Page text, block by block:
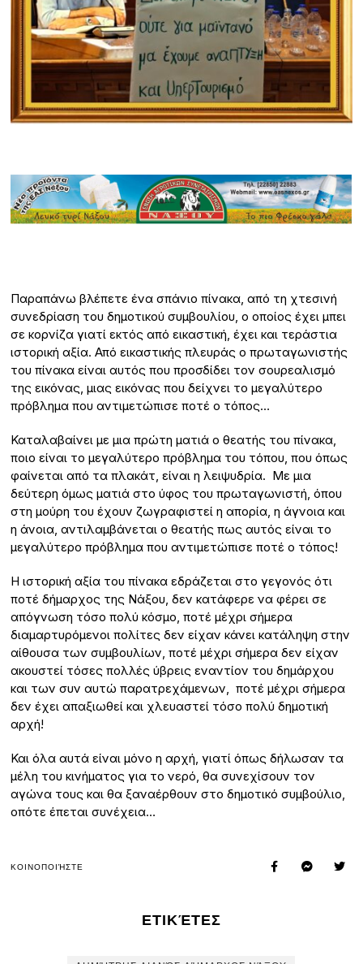
Παραπάνω βλέπετε ένα σπάνιο πίνακα, από τη χτεσινή
συνεδρίαση του δημοτικού συμβουλίου, ο οποίος έχει μπει
σε κορνίζα γιατί εκτός από εικαστική, έχει και τεράστια
ιστορική αξία. Από εικαστικής πλευράς ο πρωταγωνιστής
του πίνακα είναι αυτός που προσδίδει τον σουρεαλισμό
της εικόνας, μιας εικόνας που δείχνει το μεγαλύτερο
πρόβλημα που αντιμετώπισε ποτέ ο τόπος…
Καταλαβαίνει με μια πρώτη ματιά ο θεατής του πίνακα,
ποιο είναι το μεγαλύτερο πρόβλημα του τόπου, που όπως
φαίνεται από τα πλακάτ, είναι η λειψυδρία. Με μια
δεύτερη όμως ματιά στο ύφος του πρωταγωνιστή, όπου
στη μούρη του έχουν ζωγραφιστεί η απορία, η άγνοια και
η άνοια, αντιλαμβάνεται ο θεατής πως αυτός είναι το
μεγαλύτερο πρόβλημα που αντιμετώπισε ποτέ ο τόπος!
Η ιστορική αξία του πίνακα εδράζεται στο γεγονός ότι
ποτέ δήμαρχος της Νάξου, δεν κατάφερε να φέρει σε
απόγνωση τόσο πολύ κόσμο, ποτέ μέχρι σήμερα
διαμαρτυρόμενοι πολίτες δεν είχαν κάνει κατάληψη στην
αίθουσα των συμβουλίων, ποτέ μέχρι σήμερα δεν είχαν
ακουστεί τόσες πολλές ύβρεις εναντίον του δημάρχου
και των συν αυτώ παρατρεχάμενων, ποτέ μέχρι σήμερα
δεν έχει απαξιωθεί και χλευαστεί τόσο πολύ δημοτική
αρχή!
Και όλα αυτά είναι μόνο η αρχή, γιατί όπως δήλωσαν τα
μέλη του κινήματος για το νερό, θα συνεχίσουν τον
αγώνα τους και θα ξαναέρθουν στο δημοτικό συμβούλιο,
οπότε έπεται συνέχεια…
ΚΟΙΝΟΠΟΙΉΣΤΕ
ΕΤΙΚΈΤΕΣ